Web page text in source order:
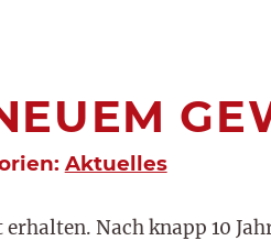
Aktuelles
Nach knapp 10